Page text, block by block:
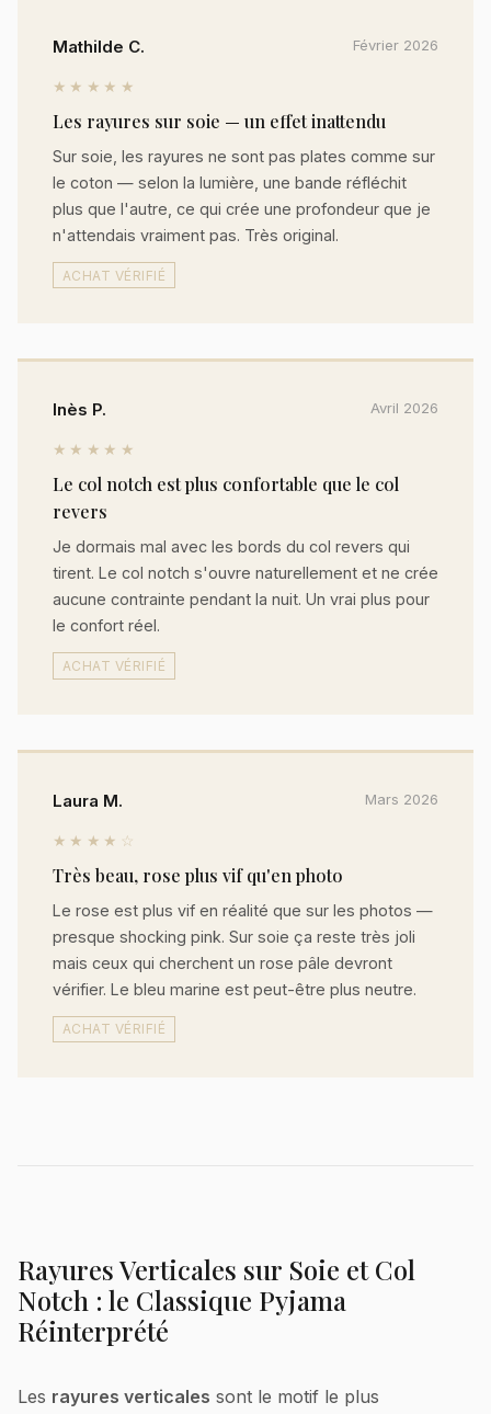
Mathilde C. Février 2026
★★★★★
Les rayures sur soie — un effet inattendu
Sur soie, les rayures ne sont pas plates comme sur
le coton — selon la lumière, une bande réfléchit
plus que l'autre, ce qui crée une profondeur que je
n'attendais vraiment pas. Très original.
ACHAT VÉRIFIÉ
Inès P. Avril 2026
★★★★★
Le col notch est plus confortable que le col
revers
Je dormais mal avec les bords du col revers qui
tirent. Le col notch s'ouvre naturellement et ne crée
aucune contrainte pendant la nuit. Un vrai plus pour
le confort réel.
ACHAT VÉRIFIÉ
Laura M. Mars 2026
★★★★☆
Très beau, rose plus vif qu'en photo
Le rose est plus vif en réalité que sur les photos —
presque shocking pink. Sur soie ça reste très joli
mais ceux qui cherchent un rose pâle devront
vérifier. Le bleu marine est peut-être plus neutre.
ACHAT VÉRIFIÉ
Rayures Verticales sur Soie et Col
Notch : le Classique Pyjama
Réinterprété
Les rayures verticales sont le motif le plus